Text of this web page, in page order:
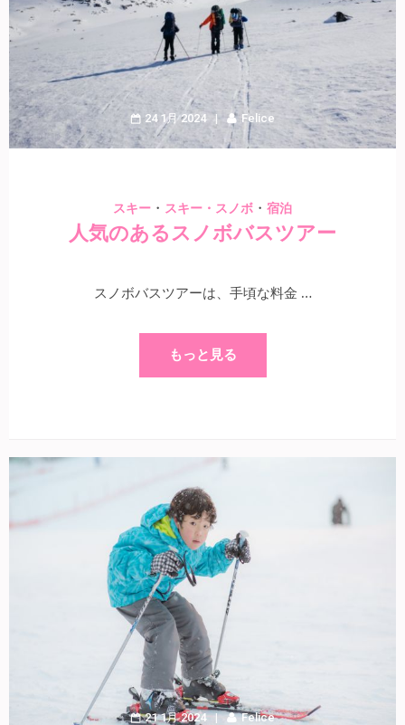
24 1月 2024 Felice
スキー ・ スキー・スノボ ・ 宿泊
人気のあるスノボバスツアー
スノボバスツアーは、手頃な料金 …
もっと見る
21 1月 2024 Felice